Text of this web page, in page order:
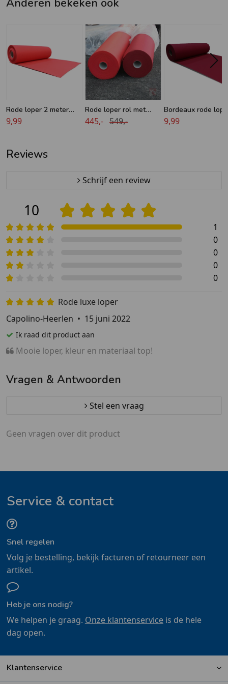
Anderen bekeken ook
Rode loper 2 meter
breed
9,99
Rode loper rol met
folie naaldvilt - 2 meter
445,- 549,-
Bordeaux rode
meter breed
9,99
Reviews
Schrijf een review
10
1
0
0
0
0
Rode luxe loper
Capolino-Heerlen • 15 juni 2022
Ik raad dit product aan
Mooie loper, kleur en materiaal top!
Vragen & Antwoorden
Stel een vraag
Geen vragen over dit product
Service & contact
Snel regelen
Volg je bestelling, bekijk facturen of retourneer een
artikel.
Heb je ons nodig?
We helpen je graag. Onze klantenserviceis de hele
dag open.
Klantenservice